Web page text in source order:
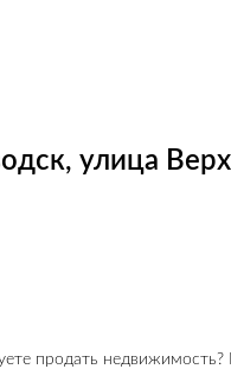
улица
продать